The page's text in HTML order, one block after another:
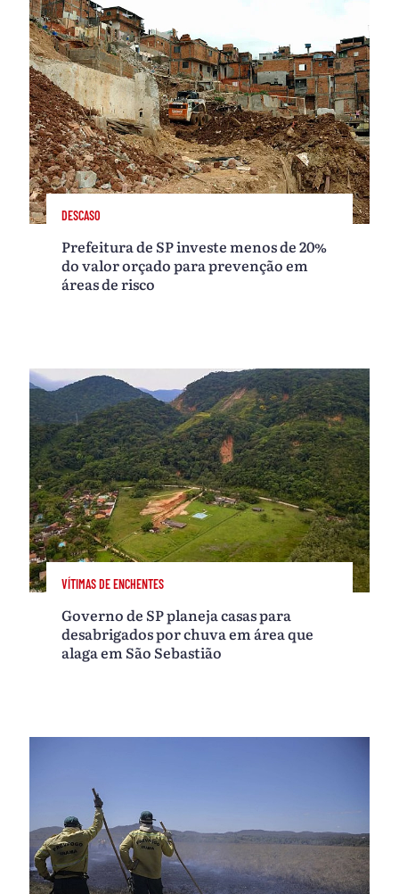
DESCASO
Prefeitura de SP investe menos de 20%
do valor orçado para prevenção em
áreas de risco
VÍTIMAS DE ENCHENTES
Governo de SP planeja casas para
desabrigados por chuva em área que
alaga em São Sebastião